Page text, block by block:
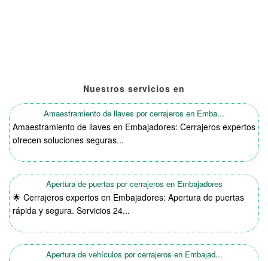
Nuestros servicios en
Amaestramiento de llaves por cerrajeros en Emba...
Amaestramiento de llaves en Embajadores: Cerrajeros expertos
ofrecen soluciones seguras...
Apertura de puertas por cerrajeros en Embajadores
🌟 Cerrajeros expertos en Embajadores: Apertura de puertas
rápida y segura. Servicios 24...
Apertura de vehículos por cerrajeros en Embajad...